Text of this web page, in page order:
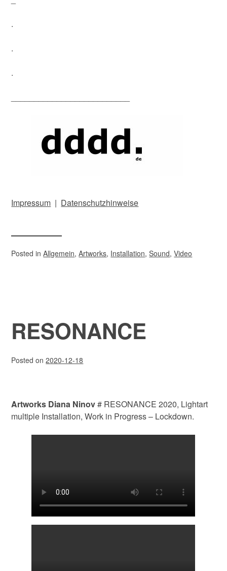
.
.
.
Impressum | Datenschutzhinweise
Posted inAllgemein,Artworks, Installation,Sound,Video
RESONANCE
Posted on2020-12-18
Artworks Diana Ninov# RESONANCE 2020, Lightart
multiple Installation, Work in Progress – Lockdown.